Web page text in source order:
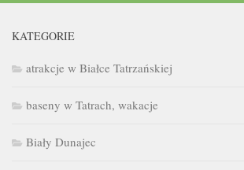
KATEGORIE
atrakcje w Białce Tatrzańskiej
baseny w Tatrach, wakacje
Biały Dunajec